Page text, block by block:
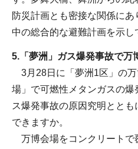
防災計画とも密接な関係に
中の総合的な避難計画を示し
5.「夢洲」ガス爆発事故で万
3月28日に「夢洲1区」の
場」で可燃性メタンガスの
ス爆発事故の原因究明とと
できますか。
万博会場をコンクリートで